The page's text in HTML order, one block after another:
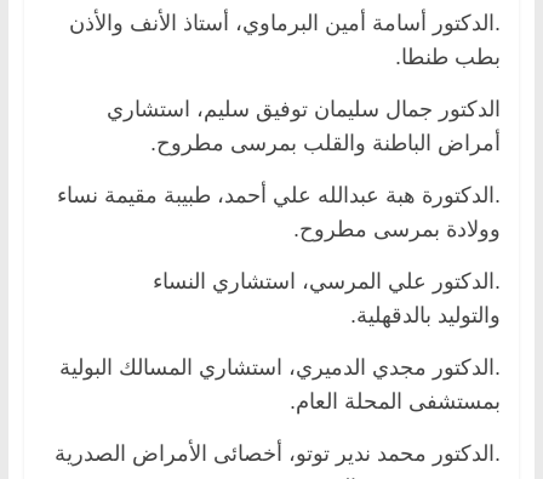
.الدكتور أسامة أمين البرماوي، أستاذ الأنف والأذن
بطب طنطا.
الدكتور جمال سليمان توفيق سليم، استشاري
أمراض الباطنة والقلب بمرسى مطروح.
.الدكتورة هبة عبدالله علي أحمد، طبيبة مقيمة نساء
وولادة بمرسى مطروح.
.الدكتور علي المرسي، استشاري النساء
والتوليد بالدقهلية.
.الدكتور مجدي الدميري، استشاري المسالك البولية
بمستشفى المحلة العام.
.الدكتور محمد ندير توتو، أخصائى الأمراض الصدرية